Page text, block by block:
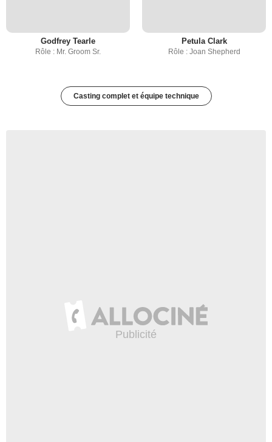
Godfrey Tearle
Rôle : Mr. Groom Sr.
Petula Clark
Rôle : Joan Shepherd
Casting complet et équipe technique